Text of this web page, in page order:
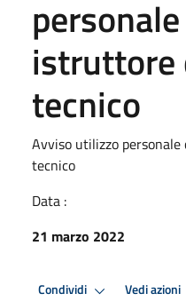
tecnico
Avviso utilizzo
tecnico
Data :
21 marzo 2022
Condividi Vedi azioni